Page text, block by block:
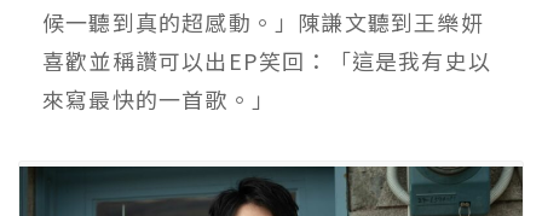
候一聽到真的超感動。」陳謙文聽到王樂妍
喜歡並稱讚可以出EP笑回：「這是我有史以
來寫最快的一首歌。」